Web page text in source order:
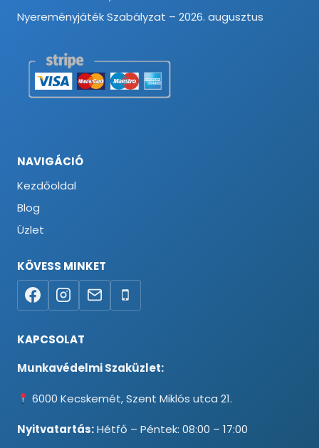
Nyereményjáték Szabályzat – 2026. augusztus
NAVIGÁCIÓ
Kezdőoldal
Blog
Üzlet
KÖVESS MINKET
KAPCSOLAT
Munkavédelmi Szaküzlet:
6000 Kecskemét, Szent Miklós utca 21.
Nyitvatartás:Hétfő – Péntek: 08:00 – 17:00